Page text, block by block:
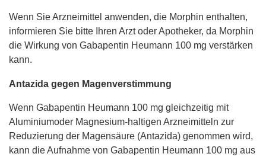
Wenn Sie Arzneimittel anwenden, die Morphin enthalten,
informieren Sie bitte Ihren Arzt oder Apotheker, da Morphin
die Wirkung von Gabapentin Heumann 100 mg verstärken
kann.
Antazida gegen Magenverstimmung
Wenn Gabapentin Heumann 100 mg gleichzeitig mit
Aluminiumoder Magnesium-haltigen Arzneimitteln zur
Reduzierung der Magensäure (Antazida) genommen wird,
kann die Aufnahme von Gabapentin Heumann 100 mg aus